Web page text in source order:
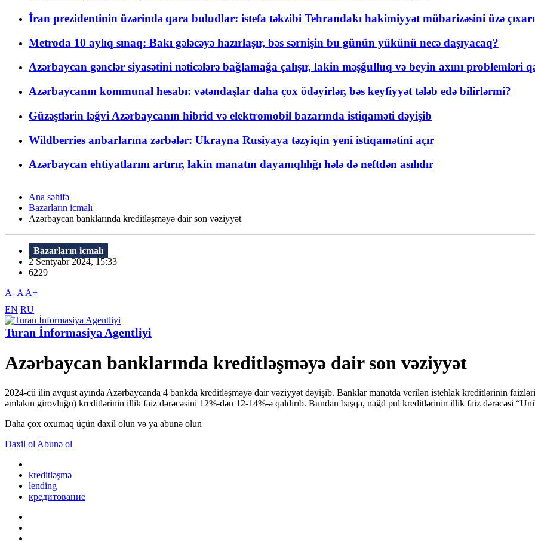
İran prezidentinin üzərində qara buludlar: istefa təkzibi Tehrandakı hakimiyyət mübarizəsini üzə
Metroda 10 aylıq sınaq: Bakı gələcəyə hazırlaşır, bəs sərnişin bu günün yükünü necə daşıyacaq?
Azərbaycan gənclər siyasətini nəticələrə bağlamağa çalışır, lakin məşğulluq və beyin axını problemləri
Azərbaycanın kommunal hesabı: vətəndaşlar daha çox ödəyirlər, bəs keyfiyyət tələb edə bilirlərmi?
Güzəştlərin ləğvi Azərbaycanın hibrid və elektromobil bazarında istiqaməti dəyişib
Wildberries anbarlarına zərbələr: Ukrayna Rusiyaya təzyiqin yeni istiqamətini açır
Azərbaycan ehtiyatlarını artırır, lakin manatın dayanıqlılığı hələ də neftdən asılıdır
Ana səhifə
Bazarların icmalı
Azərbaycan banklarında kreditləşməyə dair son vəziyyət
Bazarların icmalı
2 Sentyabr 2024, 15:33
6229
A- A A+
EN RU
Turan İnformasiya Agentliyi
Azərbaycan banklarında kreditləşməyə dair son vəziyyət
2024-cü ilin avqust ayında Azərbaycanda 4 bankda kreditləşməyə dair vəziyyət dəyişib. Banklar manatda verilən istehlak kreditlərinin
əmlakın girovluğu) kreditlərinin illik faiz dərəcəsini 12%-dən 12-14%-ə qaldırıb. Bundan başqa, nağd pul kreditlərinin illik faiz dərəcəsi
Daha çox oxumaq üçün daxil olun və ya abunə olun
Daxil ol Abunə ol
kreditləşmə
lending
кредитование